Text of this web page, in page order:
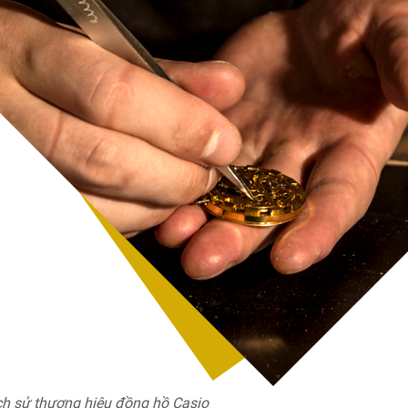
sử thương hiệu đồng hồ Casio